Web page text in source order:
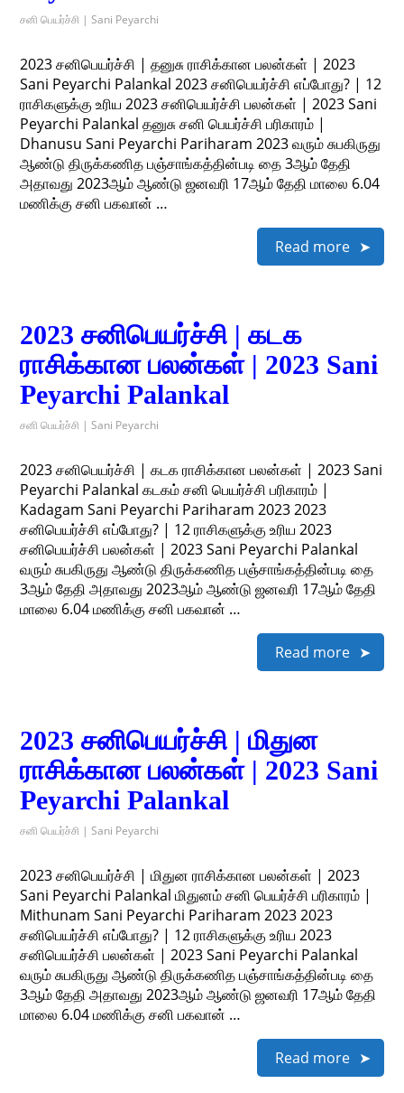
சனி பெயர்ச்சி | Sani Peyarchi
2023 சனிபெயர்ச்சி | தனுசு ராசிக்கான பலன்கள் | 2023
Sani Peyarchi Palankal 2023 சனிபெயர்ச்சி எப்போது? | 12
ராசிகளுக்கு உரிய 2023 சனிபெயர்ச்சி பலன்கள் | 2023 Sani
Peyarchi Palankal தனுசு சனி பெயர்ச்சி பரிகாரம் |
Dhanusu Sani Peyarchi Pariharam 2023 வரும் சுபகிருது
ஆண்டு திருக்கணித பஞ்சாங்கத்தின்படி தை 3ஆம் தேதி
அதாவது 2023ஆம் ஆண்டு ஜனவரி 17ஆம் தேதி மாலை 6.04
மணிக்கு சனி பகவான் …
Read more
2023 சனிபெயர்ச்சி | கடக
ராசிக்கான பலன்கள் | 2023 Sani
Peyarchi Palankal
சனி பெயர்ச்சி | Sani Peyarchi
2023 சனிபெயர்ச்சி | கடக ராசிக்கான பலன்கள் | 2023 Sani
Peyarchi Palankal கடகம் சனி பெயர்ச்சி பரிகாரம் |
Kadagam Sani Peyarchi Pariharam 2023 2023
சனிபெயர்ச்சி எப்போது? | 12 ராசிகளுக்கு உரிய 2023
சனிபெயர்ச்சி பலன்கள் | 2023 Sani Peyarchi Palankal
வரும் சுபகிருது ஆண்டு திருக்கணித பஞ்சாங்கத்தின்படி தை
3ஆம் தேதி அதாவது 2023ஆம் ஆண்டு ஜனவரி 17ஆம் தேதி
மாலை 6.04 மணிக்கு சனி பகவான் …
Read more
2023 சனிபெயர்ச்சி | மிதுன
ராசிக்கான பலன்கள் | 2023 Sani
Peyarchi Palankal
சனி பெயர்ச்சி | Sani Peyarchi
2023 சனிபெயர்ச்சி | மிதுன ராசிக்கான பலன்கள் | 2023
Sani Peyarchi Palankal மிதுனம் சனி பெயர்ச்சி பரிகாரம் |
Mithunam Sani Peyarchi Pariharam 2023 2023
சனிபெயர்ச்சி எப்போது? | 12 ராசிகளுக்கு உரிய 2023
சனிபெயர்ச்சி பலன்கள் | 2023 Sani Peyarchi Palankal
வரும் சுபகிருது ஆண்டு திருக்கணித பஞ்சாங்கத்தின்படி தை
3ஆம் தேதி அதாவது 2023ஆம் ஆண்டு ஜனவரி 17ஆம் தேதி
மாலை 6.04 மணிக்கு சனி பகவான் …
Read more